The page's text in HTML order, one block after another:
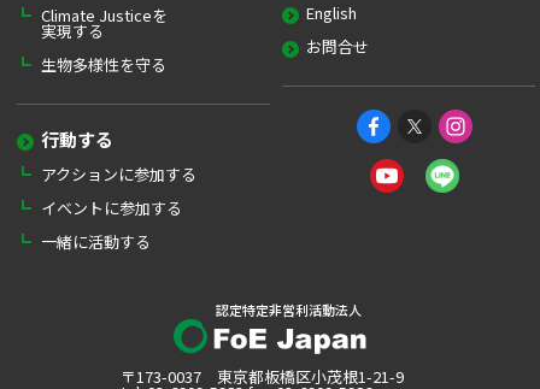
Climate Justiceを
実現する
生物多様性を守る
行動する
アクションに参加する
イベントに参加する
一緒に活動する
English
お問合せ
認定特定非営利活動法人
〒173-0037 東京都板橋区小茂根1-21-9